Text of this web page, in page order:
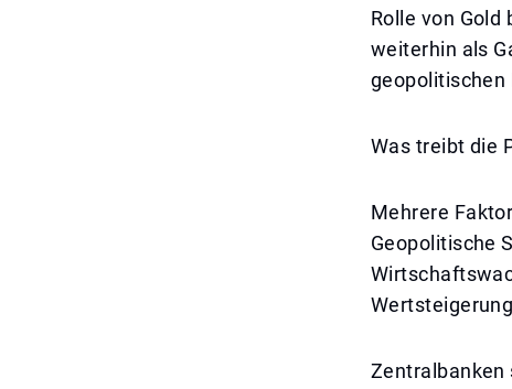
Rolle von
weiterhin als
geopolitischen
Was treibt die
Mehrere
Geopolitische
Zentralbanken